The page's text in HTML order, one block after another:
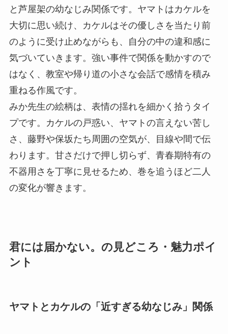
と芦屋架の幼なじみ関係です。ヤマトはカケルを
大切に思い続け、カケルはその優しさを当たり前
のように受け止めながらも、自分の中の違和感に
気づいていきます。強い事件で関係を動かすので
はなく、教室や帰り道の小さな会話で感情を積み
重ねる作風です。
みか先生の絵柄は、表情の揺れを細かく拾うタイ
プです。カケルの戸惑い、ヤマトの言えない苦し
さ、藤野や保坂たち周囲の空気が、目線や間で伝
わります。甘さだけで押し切らず、青春期特有の
不器用さを丁寧に見せるため、巻を追うほど二人
の変化が響きます。
君には届かない。の見どころ・魅力ポイ
ント
ヤマトとカケルの「近すぎる幼なじみ」関係